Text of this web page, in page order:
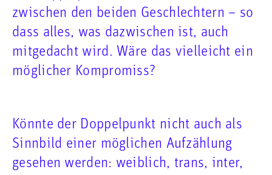
zwischen den beiden Geschlechtern – so
dass alles, was dazwischen ist, auch
mitgedacht wird. Wäre das vielleicht ein
möglicher Kompromiss?
Könnte der Doppelpunkt nicht auch als
Sinnbild einer möglichen Aufzählung
gesehen werden: weiblich, trans, inter,